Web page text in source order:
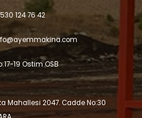
124 76 42
19 Ostim OSB
Mahallesi 2047. Cadde No:30